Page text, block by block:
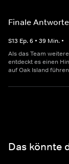
Finale
S13 Ep.6 • 39 Min. •
Als das Team
entdeckt es einen
auf Oak Island
Das könnte